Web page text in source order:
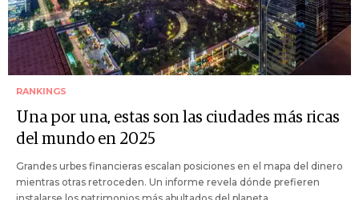
RANKINGS
Una por una, estas son las ciudades más ricas
del mundo en 2025
Grandes urbes financieras escalan posiciones en el mapa del dinero
mientras otras retroceden. Un informe revela dónde prefieren
instalarse los patrimonios más abultados del planeta.